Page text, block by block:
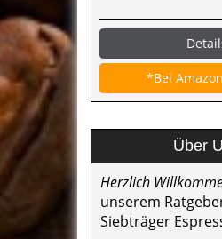
*Bei
Über
Herzlich
unserem
Siebträger